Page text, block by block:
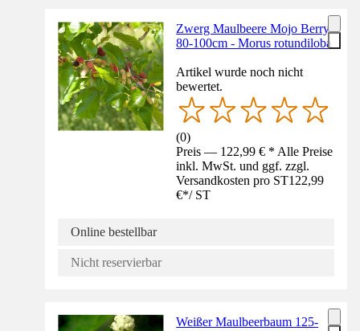
Zwerg Maulbeere Mojo Berry
80-100cm - Morus rotundiloba
Artikel wurde noch nicht
bewertet.
(0)
Preis — 122,99 € * Alle Preise
inkl. MwSt. und ggf. zzgl.
Versandkosten pro ST122,99
€*/ ST
Online bestellbar
Nicht reservierbar
Weißer Maulbeerbaum 125-